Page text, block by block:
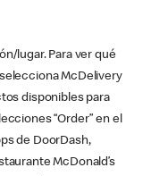
lugar. Para ver qué
McDelivery
disponibles para
“Order” en el
de DoorDash,
McDonald’s